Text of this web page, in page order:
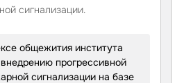
сигнализации.
общежития института
прогрессивной
сигнализации на базе